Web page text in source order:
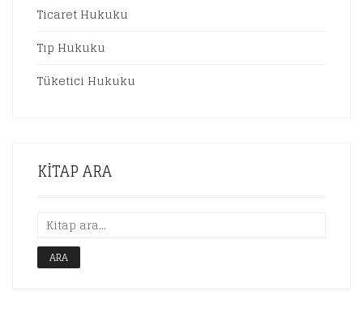
Ticaret Hukuku
Tıp Hukuku
Tüketici Hukuku
KITAP ARA
ARA